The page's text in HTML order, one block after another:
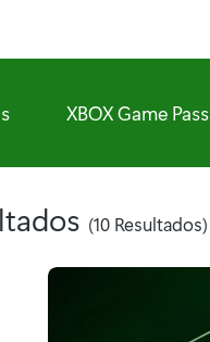
XBOX Game Pass
(10 Resultados)